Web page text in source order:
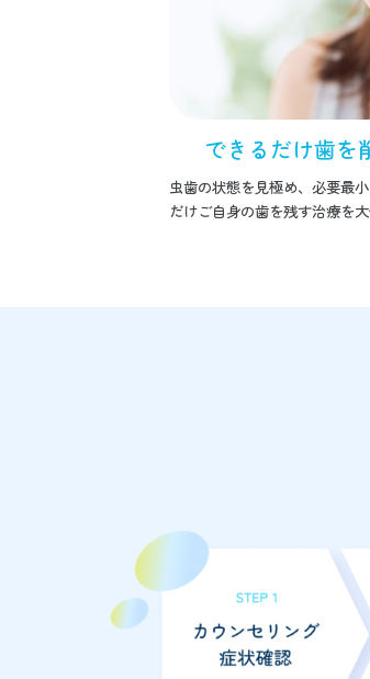
できるだけ歯を
虫歯の状態を見極め、必要最
だけご自身の歯を残す治療を